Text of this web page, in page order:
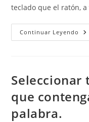
teclado que el ratón,
Continuar Leyendo
Seleccionar
que
palabra.